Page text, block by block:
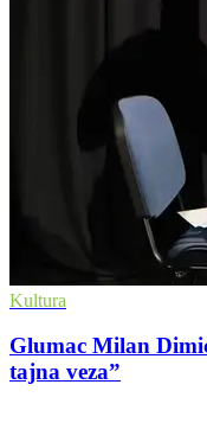
Kultura
Glumac Milan
tajna veza”